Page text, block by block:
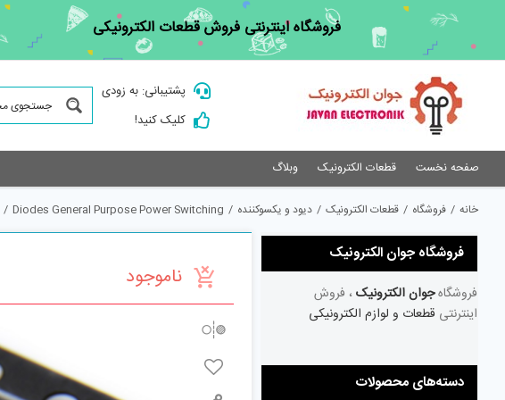
content
فروشگاه اینترنتی فروش قطعات الکترونیکی
پشتیبانی: به زودی
کلیک کنید!
صفحه نخست قطعات الکترونیک وبلاگ
خانه / فروشگاه / قطعات الکترونیک / دیود و یکسوکننده /
Diodes General Purpose Power Switching
/
ناموجود
فروشگاه جوان الکترونیک
فروشگاهجوان الکترونیک ، فروش
اینترنتی قطعات و لوازم الکترونیکی
دسته‌های محصولات